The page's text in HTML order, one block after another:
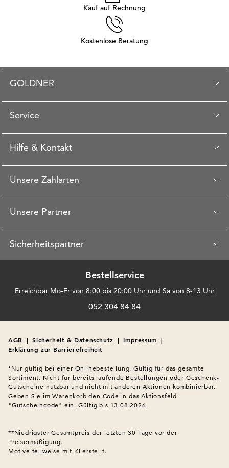
Kauf auf Rechnung
Kostenlose Beratung
GOLDNER
Service
Hilfe & Kontakt
Unsere Zahlarten
Unsere Partner
Sicherheitspartner
Bestellservice
Erreichbar Mo-Fr von 8:00 bis 20:00 Uhr und Sa von 8-13 Uhr
052 304 84 84
AGB | Sicherheit & Datenschutz | Impressum |
Erklärung zur Barrierefreiheit
*Nur gültig bei einer Onlinebestellung. Gültig für das gesamte
Sortiment. Nicht für bereits laufende Bestellungen oder Geschenk-
Gutscheine nutzbar und nicht mit anderen Aktionen kombinierbar.
Geben Sie im Warenkorb den Code in das Aktionsfeld
"Gutscheincode" ein. Gültig bis 13.08.2026.
**Niedrigster Gesamtpreis der letzten 30 Tage vor der
Preisermäßigung.
Motive teilweise mit KI erstellt.